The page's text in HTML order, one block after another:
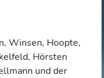
Winsen, Hoopte,
Hörsten
und der